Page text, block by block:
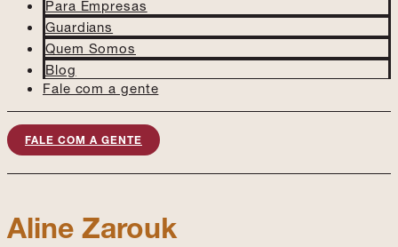
Para Empresas
Guardians
Quem Somos
Blog
Fale com a gente
FALE COM A GENTE
Aline Zarouk